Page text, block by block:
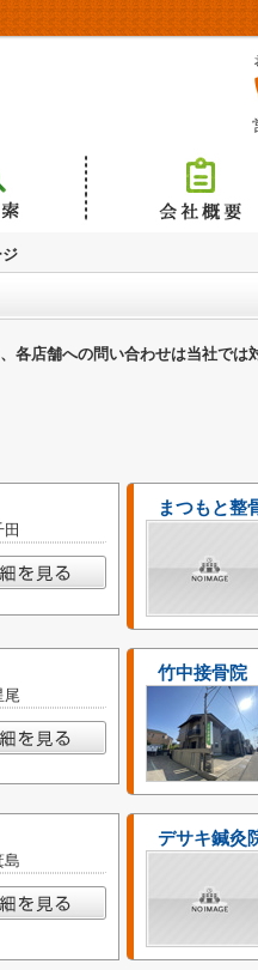
店舗への問い合わせは当社では
まつもと整
尾
竹中接骨院
島
デサキ鍼灸